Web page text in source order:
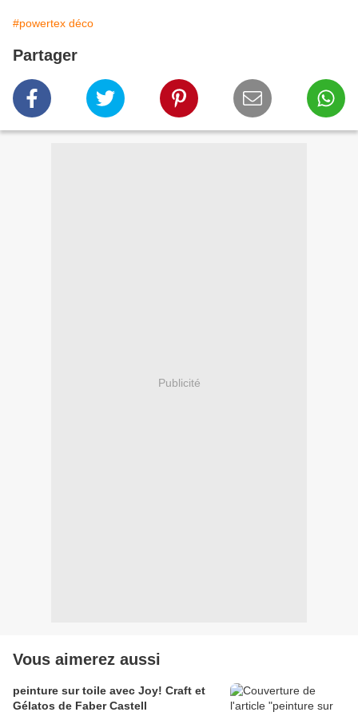
#powertex déco
Partager
Publicité
Vous aimerez aussi
peinture sur toile avec Joy! Craft et
Gélatos de Faber Castell